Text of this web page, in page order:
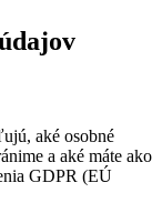
aké osobné
a aké máte ako
GDPR (EÚ